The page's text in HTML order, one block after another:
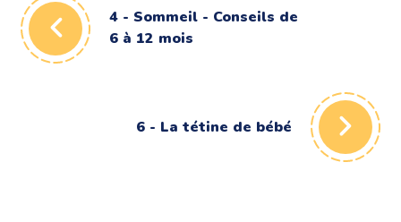
4 - Sommeil - Conseils de
6 à 12 mois
6 - La tétine de bébé